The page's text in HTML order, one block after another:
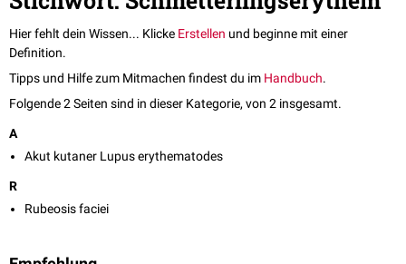
Hier fehlt dein Wissen... Klicke Erstellen und beginne mit einer
Definition.
Tipps und Hilfe zum Mitmachen findest du im Handbuch.
Folgende 2 Seiten sind in dieser Kategorie, von 2 insgesamt.
A
Akut kutaner Lupus erythematodes
R
Rubeosis faciei